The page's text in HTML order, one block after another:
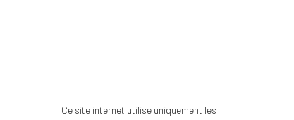
Ce site internet utilise uniquement les